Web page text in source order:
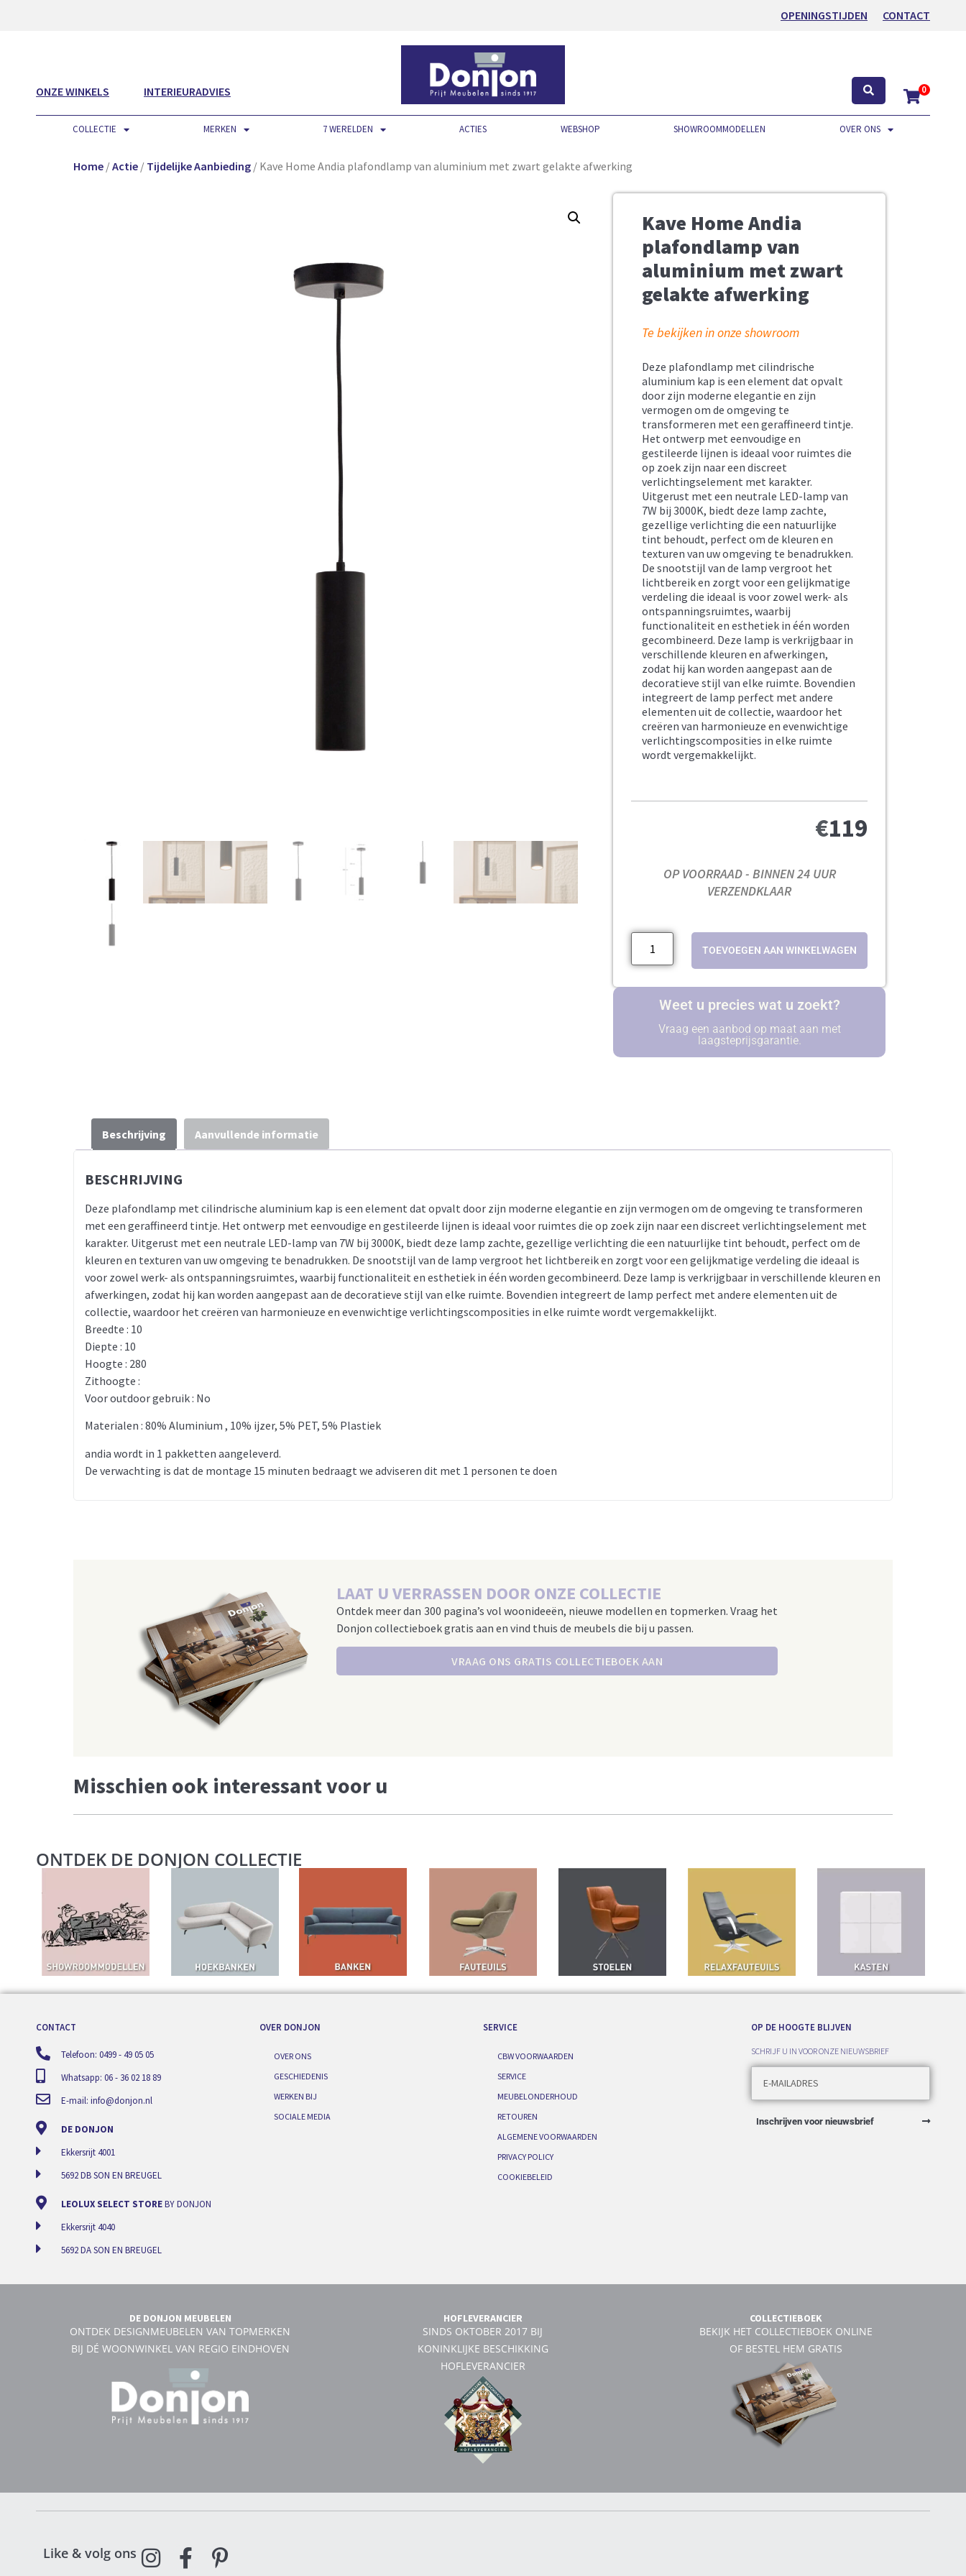
OPENINGSTIJDEN CONTACT
ONZE WINKELS INTERIEURADVIES 0
COLLECTIE MERKEN 7 WERELDEN ACTIES WEBSHOP SHOWROOMMODELLEN OVER ONS
Home /Actie / Tijdelijke Aanbieding / Kave Home Andia plafondlamp van aluminium met zwart gelakte afwerking
Kave Home Andia
plafondlamp van
aluminium met zwart
gelakte afwerking
Te bekijken in onze showroom
Deze plafondlamp met cilindrische
aluminium kap is een element dat opvalt
door zijn moderne elegantie en zijn
vermogen om de omgeving te
transformeren met een geraffineerd tintje.
Het ontwerp met eenvoudige en
gestileerde lijnen is ideaal voor ruimtes die
op zoek zijn naar een discreet
verlichtingselement met karakter.
Uitgerust met een neutrale LED-lamp van
7W bij 3000K, biedt deze lamp zachte,
gezellige verlichting die een natuurlijke
tint behoudt, perfect om de kleuren en
texturen van uw omgeving te benadrukken.
De snootstijl van de lamp vergroot het
lichtbereik en zorgt voor een gelijkmatige
verdeling die ideaal is voor zowel werk- als
ontspanningsruimtes, waarbij
functionaliteit en esthetiek in één worden
gecombineerd. Deze lamp is verkrijgbaar in
verschillende kleuren en afwerkingen,
zodat hij kan worden aangepast aan de
decoratieve stijl van elke ruimte. Bovendien
integreert de lamp perfect met andere
elementen uit de collectie, waardoor het
creëren van harmonieuze en evenwichtige
verlichtingscomposities in elke ruimte
wordt vergemakkelijkt.
€119
OP VOORRAAD - BINNEN 24 UUR
VERZENDKLAAR
TOEVOEGEN AAN WINKELWAGEN
Weet u precies wat u zoekt?
Vraag een aanbod op maat aan met
laagsteprijsgarantie.
Beschrijving Aanvullende informatie
BESCHRIJVING
Deze plafondlamp met cilindrische aluminium kap is een element dat opvalt door zijn moderne elegantie en zijn vermogen om de omgeving te transformeren
met een geraffineerd tintje. Het ontwerp met eenvoudige en gestileerde lijnen is ideaal voor ruimtes die op zoek zijn naar een discreet verlichtingselement met
karakter. Uitgerust met een neutrale LED-lamp van 7W bij 3000K, biedt deze lamp zachte, gezellige verlichting die een natuurlijke tint behoudt, perfect om de
kleuren en texturen van uw omgeving te benadrukken. De snootstijl van de lamp vergroot het lichtbereik en zorgt voor een gelijkmatige verdeling die ideaal is
voor zowel werk- als ontspanningsruimtes, waarbij functionaliteit en esthetiek in één worden gecombineerd. Deze lamp is verkrijgbaar in verschillende kleuren en
afwerkingen, zodat hij kan worden aangepast aan de decoratieve stijl van elke ruimte. Bovendien integreert de lamp perfect met andere elementen uit de
collectie, waardoor het creëren van harmonieuze en evenwichtige verlichtingscomposities in elke ruimte wordt vergemakkelijkt.
Breedte : 10
Diepte : 10
Hoogte : 280
Zithoogte :
Voor outdoor gebruik : No
Materialen : 80% Aluminium , 10% ijzer, 5% PET, 5% Plastiek
andia wordt in 1 pakketten aangeleverd.
De verwachting is dat de montage 15 minuten bedraagt we adviseren dit met 1 personen te doen
LAAT U VERRASSEN DOOR ONZE COLLECTIE
Ontdek meer dan 300 pagina’s vol woonideeën, nieuwe modellen en topmerken. Vraag het
Donjon collectieboek gratis aan en vind thuis de meubels die bij u passen.
VRAAG ONS GRATIS COLLECTIEBOEK AAN
Misschien ook interessant voor u
ONTDEK DE DONJON COLLECTIE
CONTACT
Telefoon: 0499 - 49 05 05
Whatsapp: 06 - 36 02 18 89
E-mail: info@donjon.nl
DE DONJON
Ekkersrijt 4001
5692 DB SON EN BREUGEL
LEOLUX SELECT STOREBY DONJON
Ekkersrijt 4040
5692 DA SON EN BREUGEL
OVER DONJON
OVER ONS
GESCHIEDENIS
WERKEN BIJ
SOCIALE MEDIA
SERVICE
CBW VOORWAARDEN
SERVICE
MEUBELONDERHOUD
RETOUREN
ALGEMENE VOORWAARDEN
PRIVACY POLICY
COOKIEBELEID
OP DE HOOGTE BLIJVEN
SCHRIJF U IN VOOR ONZE NIEUWSBRIEF
Inschrijven voor nieuwsbrief
DE DONJON MEUBELEN
ONTDEK DESIGNMEUBELEN VAN TOPMERKEN
BIJ DÉ WOONWINKEL VAN REGIO EINDHOVEN
HOFLEVERANCIER
SINDS OKTOBER 2017 BIJ
KONINKLIJKE BESCHIKKING
HOFLEVERANCIER
COLLECTIEBOEK
BEKIJK HET COLLECTIEBOEK ONLINE
OF BESTEL HEM GRATIS
Like & volg ons